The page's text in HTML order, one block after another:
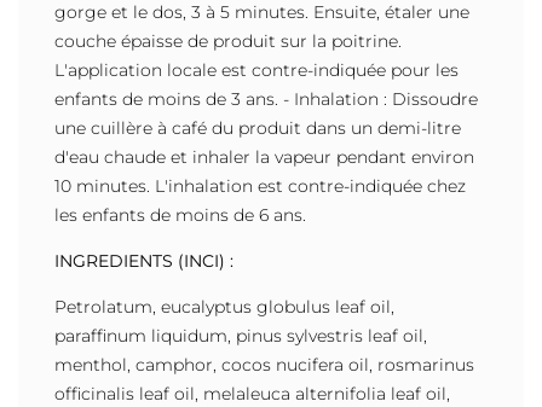
gorge et le dos, 3 à 5 minutes. Ensuite, étaler une
couche épaisse de produit sur la poitrine.
L'application locale est contre-indiquée pour les
enfants de moins de 3 ans. - Inhalation : Dissoudre
une cuillère à café du produit dans un demi-litre
d'eau chaude et inhaler la vapeur pendant environ
10 minutes. L'inhalation est contre-indiquée chez
les enfants de moins de 6 ans.
INGREDIENTS (INCI) :
Petrolatum, eucalyptus globulus leaf oil,
paraffinum liquidum, pinus sylvestris leaf oil,
menthol, camphor, cocos nucifera oil, rosmarinus
officinalis leaf oil, melaleuca alternifolia leaf oil,